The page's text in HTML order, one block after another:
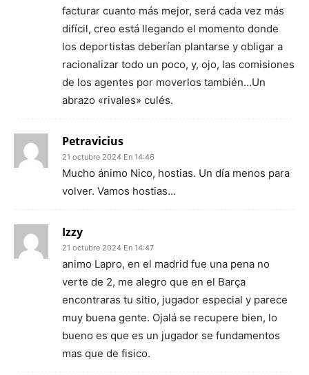
facturar cuanto más mejor, será cada vez más
difícil, creo está llegando el momento donde
los deportistas deberían plantarse y obligar a
racionalizar todo un poco, y, ojo, las comisiones
de los agentes por moverlos también…Un
abrazo «rivales» culés.
Petravicius
21 octubre 2024 En 14:46
Mucho ánimo Nico, hostias. Un día menos para
volver. Vamos hostias…
Izzy
21 octubre 2024 En 14:47
animo Lapro, en el madrid fue una pena no
verte de 2, me alegro que en el Barça
encontraras tu sitio, jugador especial y parece
muy buena gente. Ojalá se recupere bien, lo
bueno es que es un jugador se fundamentos
mas que de fisico.